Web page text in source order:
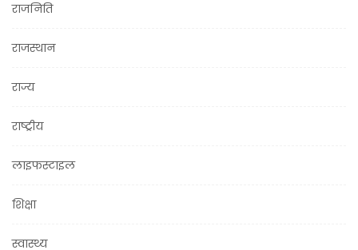
राजनिति
राजस्थान
राज्य
राष्ट्रीय
लाइफस्टाइल
शिक्षा
स्वास्थ्य